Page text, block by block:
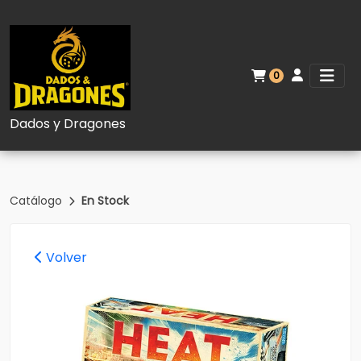
Dados y Dragones
0
Catálogo En Stock
Volver